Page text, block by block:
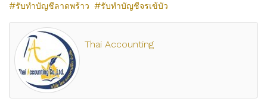
รับทำบัญชีลาดพร้าว
รับทำบัญชีจรเข้บัว
Thai Accounting